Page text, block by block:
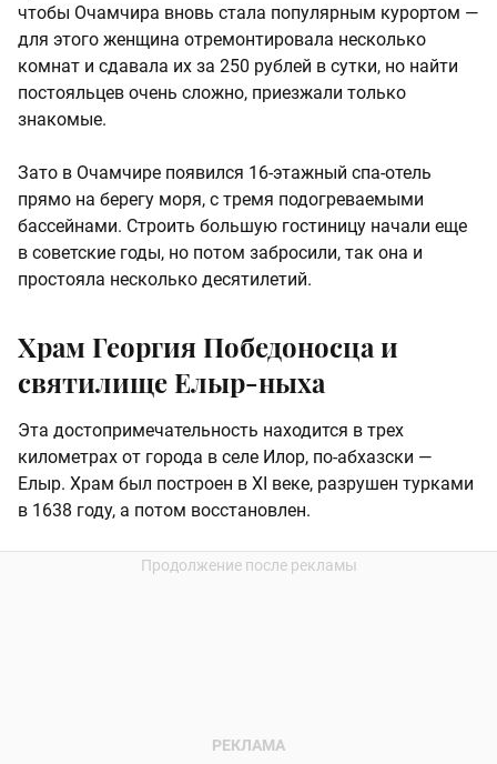
чтобы Очамчира вновь стала популярным курортом —
для этого женщина отремонтировала несколько
комнат и сдавала их за 250 рублей в сутки, но найти
постояльцев очень сложно, приезжали только
знакомые.
Зато в Очамчире появился 16-этажный спа-отель
прямо на берегу моря, с тремя подогреваемыми
бассейнами. Строить большую гостиницу начали еще
в советские годы, но потом забросили, так она и
простояла несколько десятилетий.
Храм Георгия Победоносца и
святилище Елыр-ныха
Эта достопримечательность находится в трех
километрах от города в селе Илор, по-абхазски —
Елыр. Храм был построен в XI веке, разрушен турками
в 1638 году, а потом восстановлен.